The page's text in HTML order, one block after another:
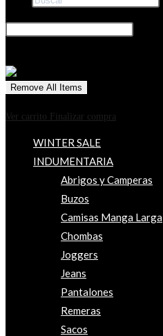
Remove All Items
Ver carrito
Finalizar compra
WINTER SALE
INDUMENTARIA
Abrigos y Camperas
Buzos
Camisas Manga Larga
Chombas
Joggers
Jeans
Pantalones
Remeras
Sacos